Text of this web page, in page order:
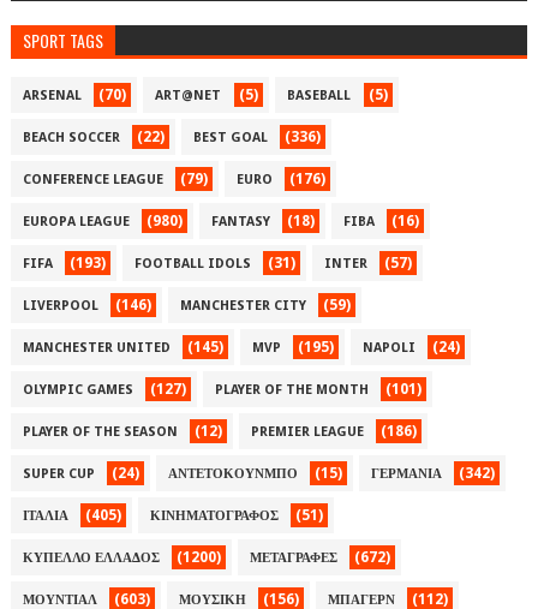
SPORT TAGS
ARSENAL (70) ART@NET (5) BASEBALL (5)
BEACH SOCCER (22) BEST GOAL (336)
CONFERENCE LEAGUE (79) EURO (176)
EUROPA LEAGUE (980) FANTASY (18) FIBA (16)
FIFA (193) FOOTBALL IDOLS (31) INTER (57)
LIVERPOOL (146) MANCHESTER CITY (59)
MANCHESTER UNITED (145) MVP (195) NAPOLI (24)
OLYMPIC GAMES (127) PLAYER OF THE MONTH (101)
PLAYER OF THE SEASON (12) PREMIER LEAGUE (186)
SUPER CUP (24) ΑΝΤΕΤΟΚΟΥΝΜΠΟ (15) ΓΕΡΜΑΝΙΑ (342)
ΙΤΑΛΙΑ (405) ΚΙΝΗΜΑΤΟΓΡΑΦΟΣ (51)
ΚΥΠΕΛΛΟ ΕΛΛΑΔΟΣ (1200) ΜΕΤΑΓΡΑΦΕΣ (672)
ΜΟΥΝΤΙΑΛ (603) ΜΟΥΣΙΚΗ (156) ΜΠΑΓΕΡΝ (112)